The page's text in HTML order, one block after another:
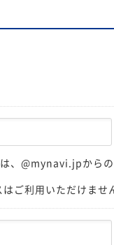
、@mynavi.jpから
ご利用いただけませ